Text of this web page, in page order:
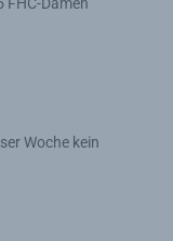
Woche kein